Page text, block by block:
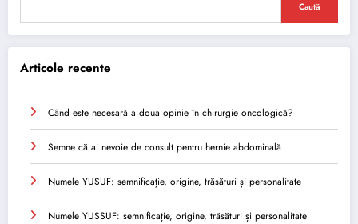
Caută
Articole recente
Când este necesară a doua opinie în chirurgie oncologică?
Semne că ai nevoie de consult pentru hernie abdominală
Numele YUSUF: semnificație, origine, trăsături și personalitate
Numele YUSSUF: semnificație, origine, trăsături și personalitate